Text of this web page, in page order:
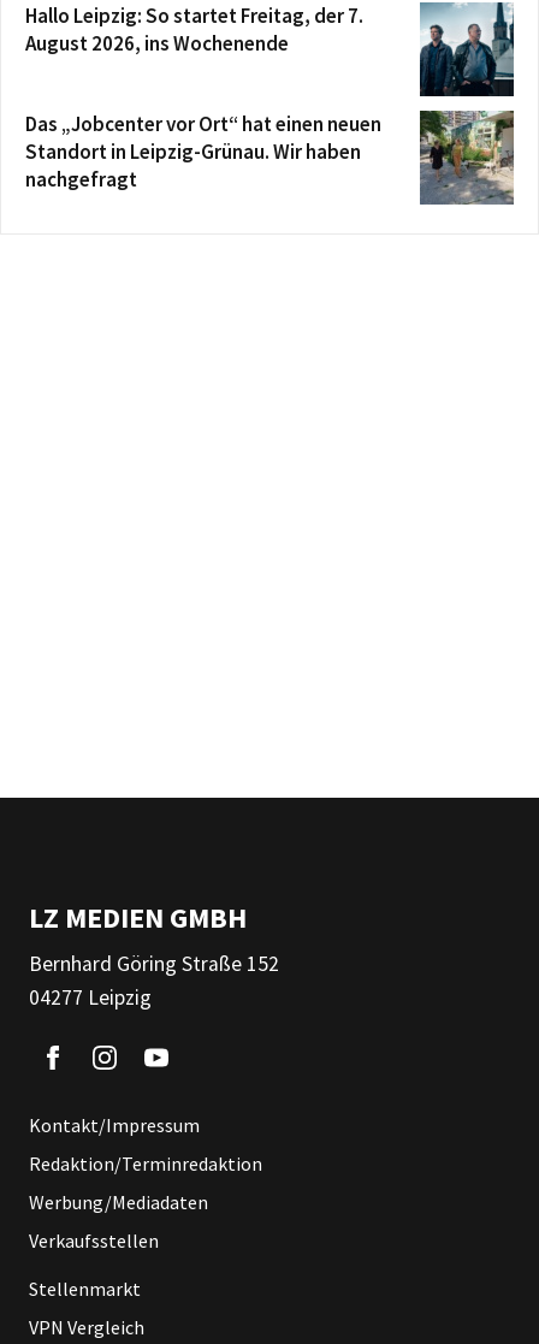
Hallo Leipzig: So startet Freitag, der 7.
August 2026, ins Wochenende
Das „Jobcenter vor Ort“ hat einen neuen
Standort in Leipzig-Grünau. Wir haben
nachgefragt
LZ MEDIEN GMBH
Bernhard Göring Straße 152
04277 Leipzig
Kontakt/Impressum
Redaktion/Terminredaktion
Werbung/Mediadaten
Verkaufsstellen
Stellenmarkt
VPN Vergleich